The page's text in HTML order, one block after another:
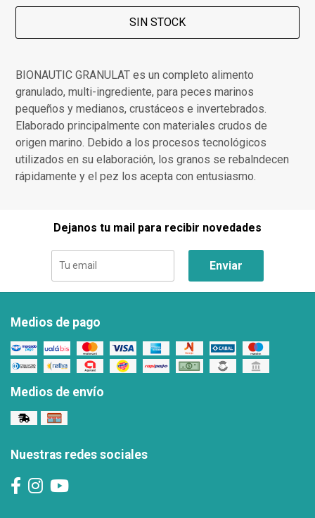
SIN STOCK
BIONAUTIC GRANULAT es un completo alimento
granulado, multi-ingrediente, para peces marinos
pequeños y medianos, crustáceos e invertebrados.
Elaborado principalmente con materiales crudos de
origen marino. Debido a los procesos tecnológicos
utilizados en su elaboración, los granos se rebalndecen
rápidamente y el pez los acepta con entusiasmo.
Dejanos tu mail para recibir novedades
Enviar
Medios de pago
Medios de envío
Nuestras redes sociales